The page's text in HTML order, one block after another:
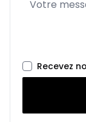
Recevez